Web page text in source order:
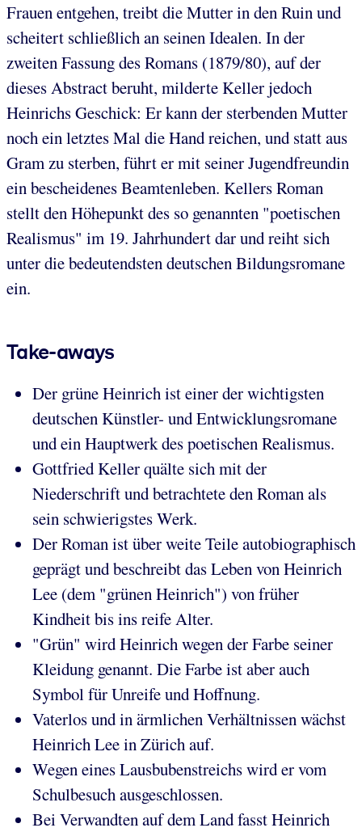
Frauen entgehen, treibt die Mutter in den Ruin und
scheitert schließlich an seinen Idealen. In der
zweiten Fassung des Romans (1879/80), auf der
dieses Abstract beruht, milderte Keller jedoch
Heinrichs Geschick: Er kann der sterbenden Mutter
noch ein letztes Mal die Hand reichen, und statt aus
Gram zu sterben, führt er mit seiner Jugendfreundin
ein bescheidenes Beamtenleben. Kellers Roman
stellt den Höhepunkt des so genannten "poetischen
Realismus" im 19. Jahrhundert dar und reiht sich
unter die bedeutendsten deutschen Bildungsromane
ein.
Take-aways
Der grüne Heinrich ist einer der wichtigsten
deutschen Künstler- und Entwicklungsromane
und ein Hauptwerk des poetischen Realismus.
Gottfried Keller quälte sich mit der
Niederschrift und betrachtete den Roman als
sein schwierigstes Werk.
Der Roman ist über weite Teile autobiographisch
geprägt und beschreibt das Leben von Heinrich
Lee (dem "grünen Heinrich") von früher
Kindheit bis ins reife Alter.
"Grün" wird Heinrich wegen der Farbe seiner
Kleidung genannt. Die Farbe ist aber auch
Symbol für Unreife und Hoffnung.
Vaterlos und in ärmlichen Verhältnissen wächst
Heinrich Lee in Zürich auf.
Wegen eines Lausbubenstreichs wird er vom
Schulbesuch ausgeschlossen.
Bei Verwandten auf dem Land fasst Heinrich